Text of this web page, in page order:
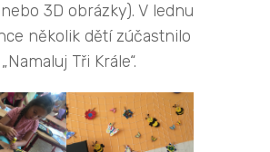
3D obrázky). V lednu
několik dětí zúčastnilo
Tři Krále“.